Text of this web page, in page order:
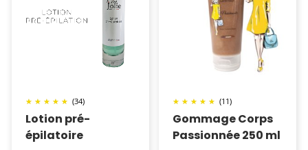
Lotion pré-
épilatoire
(34)
Gommage Corps
Passionnée 250 ml
(11)